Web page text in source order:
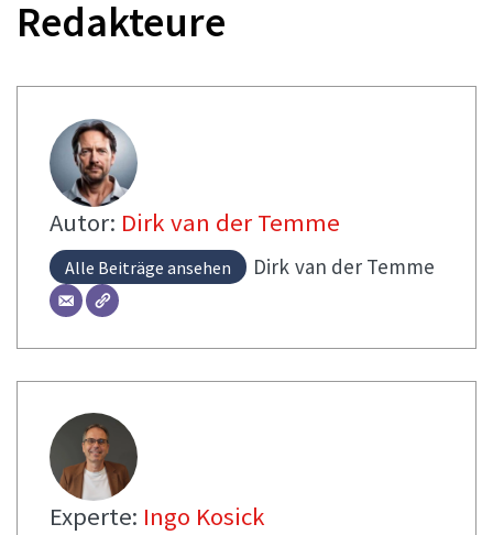
Redakteure
Autor: Dirk van der Temme
Alle Beiträge ansehen Dirk van der Temme
Experte: Ingo Kosick